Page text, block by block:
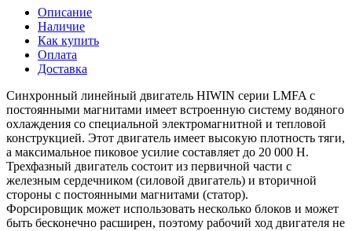
Описание
Наличие
Как купить
Оплата
Доставка
Синхронный линейный двигатель HIWIN серии LMFA с
постоянными магнитами имеет встроенную систему водяного
охлаждения со специальной электромагнитной и тепловой
конструкцией. Этот двигатель имеет высокую плотность тяги,
а максимальное пиковое усилие составляет до 20 000 Н.
Трехфазный двигатель состоит из первичной части с
железным сердечником (силовой двигатель) и вторичной
стороны с постоянными магнитами (статор).
Форсировщик может использовать несколько блоков и может
быть бесконечно расширен, поэтому рабочий ход двигателя не